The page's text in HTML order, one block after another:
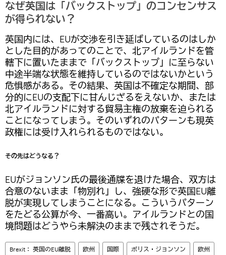
なぜ英国は「バックストップ」のコンセンサス
が得られない？
英国内には、EUが交渉を引き延ばしているのはしか
とした目的があってのことで、北アイルランドを管
轄下に置いたままで「バックストップ」に至らない
中途半端な状態を維持しているのではないかという
危惧感がある。その結果、英国は不確定な期間、部
分的にEUの支配下に甘んじざるをえないか、または
北アイルランドに対する貿易主権の放棄を迫られる
ことになってしまう。そのいずれのパターンも現英
政権には受け入れられるものではない。
その先はどうなる？
EUがジョンソン氏の最後通牒を退けた場合、双方は
合意のないまま「物別れ」し、強硬な形で英国EU離
脱が実現してしまうことになる。こういうパターン
をたどる公算が今、一番高い。アイルランドとの国
境問題はどうやら未解決のままで残されそうだ。
Brexit： 英国のEU離脱 欧州 国際 ボリス・ジョンソン 欧州